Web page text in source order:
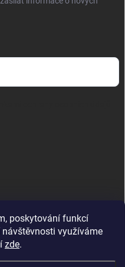
poskytování funkcí
využíváme
zde.